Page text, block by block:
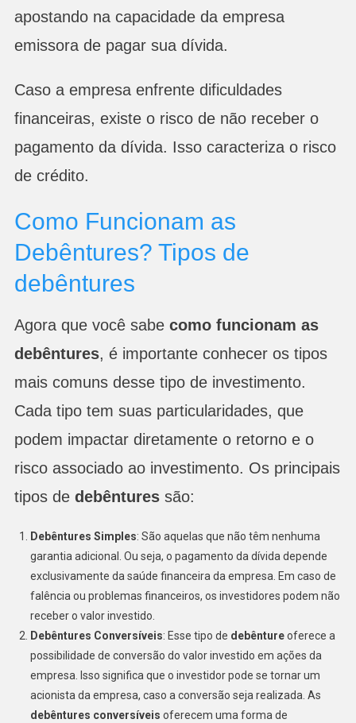
apostando na capacidade da empresa
emissora de pagar sua dívida.
Caso a empresa enfrente dificuldades
financeiras, existe o risco de não receber o
pagamento da dívida. Isso caracteriza o risco
de crédito.
Como Funcionam as
Debêntures? Tipos de
debêntures
Agora que você sabe como funcionam as
debêntures, é importante conhecer os tipos
mais comuns desse tipo de investimento.
Cada tipo tem suas particularidades, que
podem impactar diretamente o retorno e o
risco associado ao investimento. Os principais
tipos de debênturessão:
Debêntures Simples: São aquelas que não têm nenhuma
garantia adicional. Ou seja, o pagamento da dívida depende
exclusivamente da saúde financeira da empresa. Em caso de
falência ou problemas financeiros, os investidores podem não
receber o valor investido.
Debêntures Conversíveis: Esse tipo de debêntureoferece a
possibilidade de conversão do valor investido em ações da
empresa. Isso significa que o investidor pode se tornar um
acionista da empresa, caso a conversão seja realizada. As
debêntures conversíveis oferecem uma forma de